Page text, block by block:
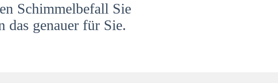
Schimmelbefall Sie
das genauer für Sie.